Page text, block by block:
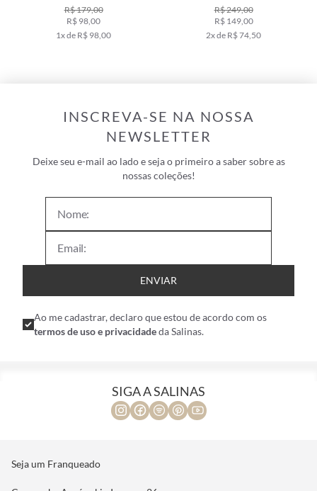
R$ 179,00
R$ 98,00
MARINHO
R$ 249,00
R$ 149,00
INSCREVA-SE NA NOSSA
Deixe seu e-mail ao lado e seja o primeiro a saber sobre as
ENVIAR
Ao me cadastrar, declaro que estou de acordo com os
SIGA A SALINAS